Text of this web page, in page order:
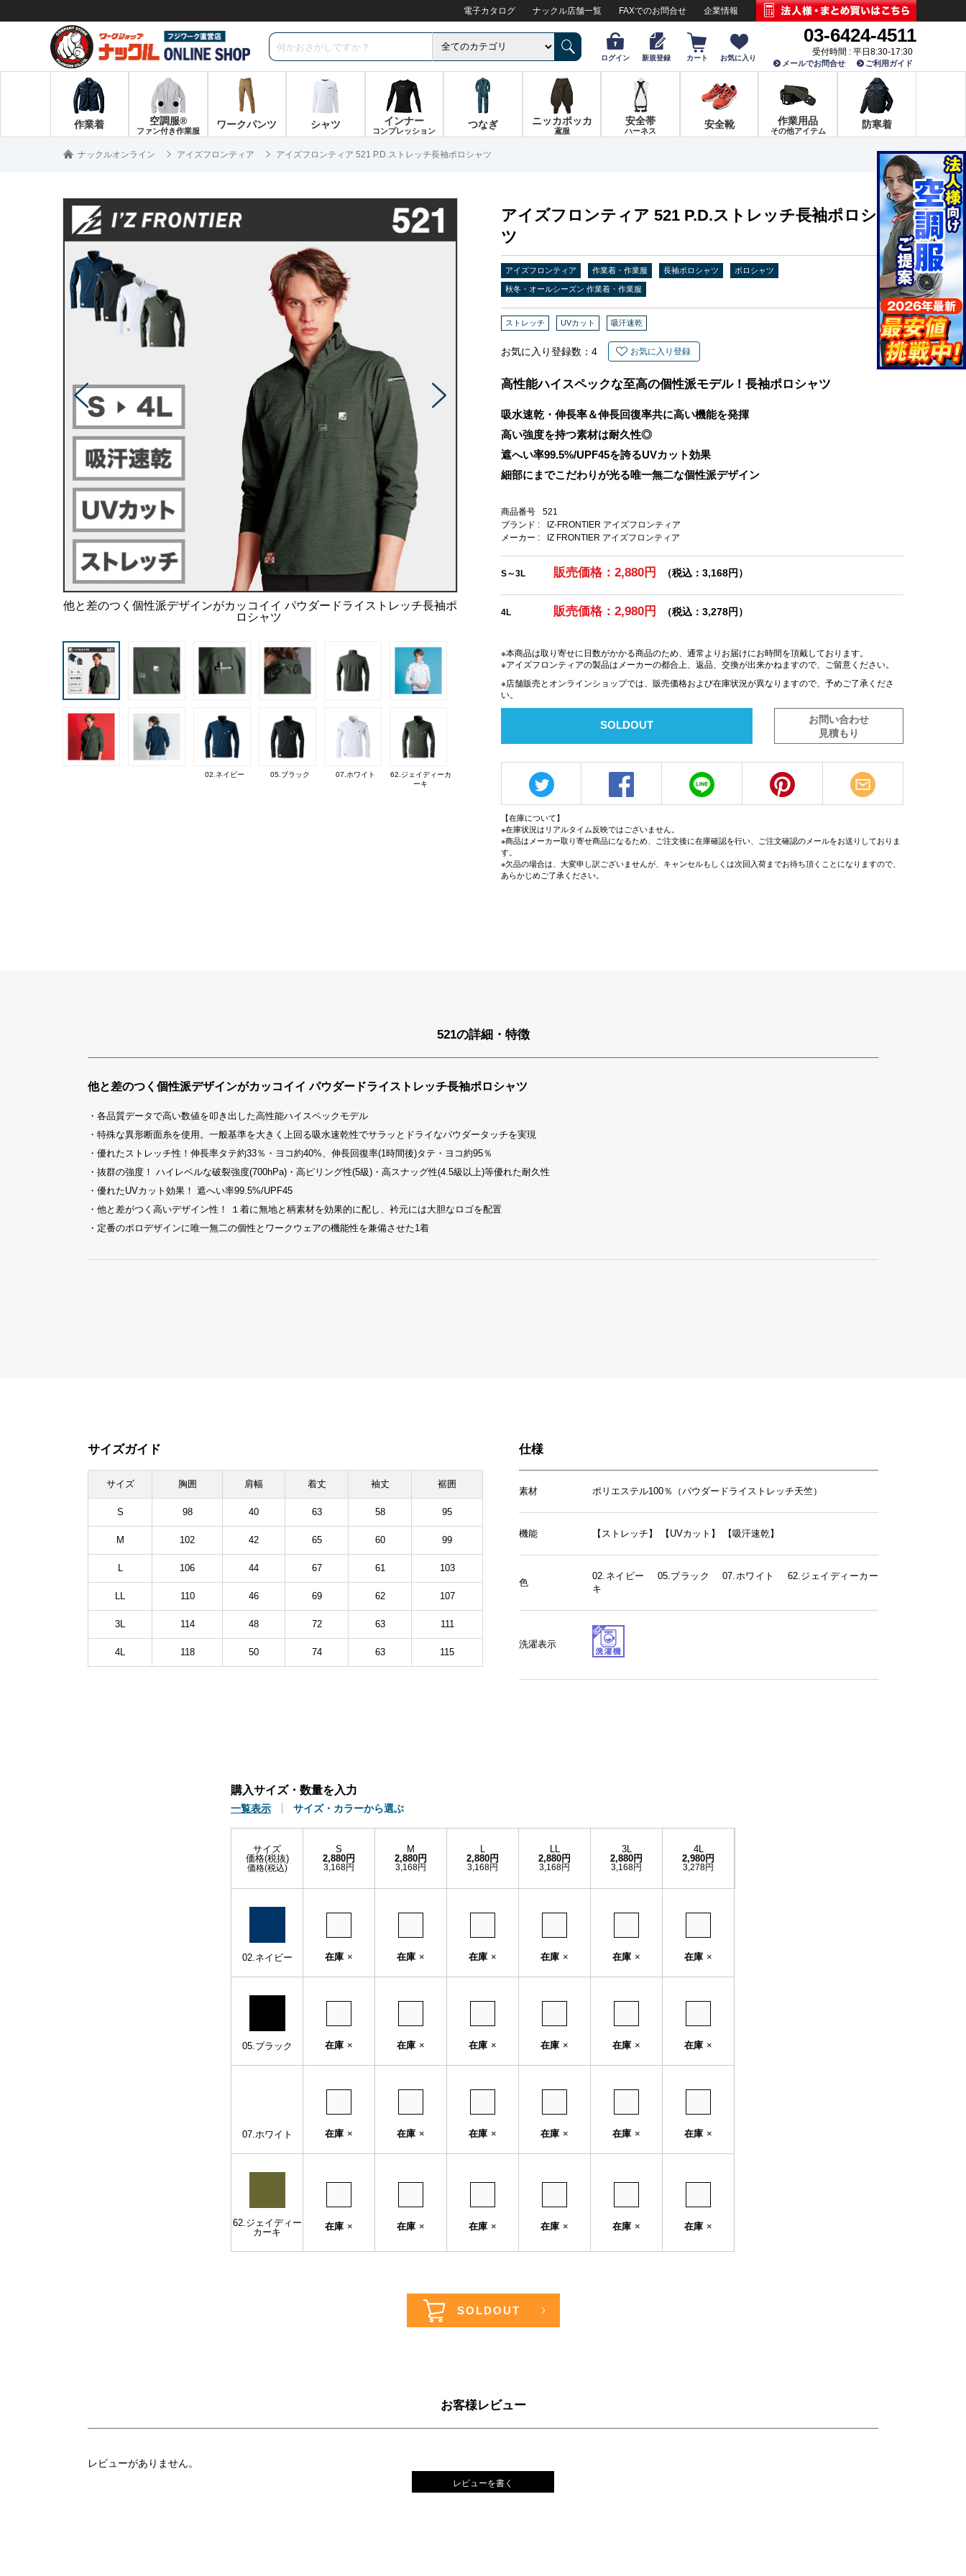
電子カタログ ナックル店舗一覧 FAXでのお問合せ 企業情報
ログイン 新規登録 カート お気に入り
03-6424-4511
受付時間 : 平日8:30-17:30
メールでお問合せ ご利用ガイド
作業着 空調服®
ファン付き作業服
ワークパンツ シャツ インナー
コンプレッション
つなぎ ニッカポッカ
鳶服
安全帯
ハーネス
安全靴 作業用品
その他アイテム
防寒着
ナックルオンライン アイズフロンティア アイズフロンティア 521 P.D.ストレッチ長袖ポロシャツ
他と差のつく個性派デザインがカッコイイ パウダードライストレッチ長袖ポ
ロシャツ
02.ネイビー 05.ブラック 07.ホワイト
62.ジェイディーカ
ーキ
アイズフロンティア 521 P.D.ストレッチ長袖ポロシャ
ツ
アイズフロンティア 作業着・作業服 長袖ポロシャツ ポロシャツ
秋冬・オールシーズン 作業着・作業服
ストレッチ UVカット 吸汗速乾
お気に入り登録数： 4 お気に入り登録
高性能ハイスペックな至高の個性派モデル！長袖ポロシャツ
吸水速乾・伸長率＆伸長回復率共に高い機能を発揮
高い強度を持つ素材は耐久性◎
遮へい率99.5%/UPF45を誇るUVカット効果
細部にまでこだわりが光る唯一無二な個性派デザイン
商品番号
521
ブランド :
IZ-FRONTIER アイズフロンティア
メーカー :
IZ FRONTIER アイズフロンティア
S～3L 販売価格：2,880円 （税込：3,168円）
4L 販売価格：2,980円 （税込：3,278円）
※本商品は取り寄せに日数がかかる商品のため、通常よりお届けにお時間を頂戴しております。
※アイズフロンティアの製品はメーカーの都合上、返品、交換が出来かねますので、ご留意ください。
※店舗販売とオンラインショップでは、販売価格および在庫状況が異なりますので、予めご了承くださ
い。
SOLDOUT
お問い合わせ
見積もり
【在庫について】
※在庫状況はリアルタイム反映ではございません。
※商品はメーカー取り寄せ商品になるため、ご注文後に在庫確認を行い、ご注文確認のメールをお送りしておりま
す。
※欠品の場合は、大変申し訳ございませんが、キャンセルもしくは次回入荷までお待ち頂くことになりますので、
あらかじめご了承ください。
521の詳細・特徴
他と差のつく個性派デザインがカッコイイ パウダードライストレッチ長袖ポロシャツ
・各品質データで高い数値を叩き出した高性能ハイスペックモデル
・特殊な異形断面糸を使用。一般基準を大きく上回る吸水速乾性でサラッとドライなパウダータッチを実現
・優れたストレッチ性！伸長率タテ約33％・ヨコ約40%、伸長回復率(1時間後)タテ・ヨコ約95％
・抜群の強度！ ハイレベルな破裂強度(700hPa)・高ピリング性(5級)・高スナッグ性(4.5級以上)等優れた耐久性
・優れたUVカット効果！ 遮へい率99.5%/UPF45
・他と差がつく高いデザイン性！ １着に無地と柄素材を効果的に配し、衿元には大胆なロゴを配置
・定番のポロデザインに唯一無二の個性とワークウェアの機能性を兼備させた1着
サイズガイド
サイズ 胸囲 肩幅 着丈 袖丈 裾囲
S 98 40 63 58 95
M 102 42 65 60 99
L 106 44 67 61 103
LL 110 46 69 62 107
3L 114 48 72 63 111
4L 118 50 74 63 115
仕様
素材 ポリエステル100％（パウダードライストレッチ天竺）
機能 【ストレッチ】 【UVカット】 【吸汗速乾】
色
02.ネイビー 05.ブラック 07.ホワイト 62.ジェイディーカー
キ
洗濯表示
購入サイズ・数量を入力
一覧表示 サイズ・カラーから選ぶ
サイズ
価格(税抜)
価格(税込)
S
2,880円
3,168円
M
2,880円
3,168円
L
2,880円
3,168円
LL
2,880円
3,168円
3L
2,880円
3,168円
4L
2,980円
3,278円
02.ネイビー 在庫 × 在庫 × 在庫 × 在庫 × 在庫 × 在庫 ×
05.ブラック 在庫 × 在庫 × 在庫 × 在庫 × 在庫 × 在庫 ×
07.ホワイト 在庫 × 在庫 × 在庫 × 在庫 × 在庫 × 在庫 ×
62.ジェイディー
カーキ
在庫 × 在庫 × 在庫 × 在庫 × 在庫 × 在庫 ×
お客様レビュー
レビューがありません。
レビューを書く